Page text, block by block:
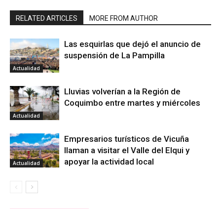
RELATED ARTICLES MORE FROM AUTHOR
Actualidad
Las esquirlas que dejó el anuncio de
suspensión de La Pampilla
Actualidad
Lluvias volverían a la Región de
Coquimbo entre martes y miércoles
Actualidad
Empresarios turísticos de Vicuña
llaman a visitar el Valle del Elqui y
apoyar la actividad local